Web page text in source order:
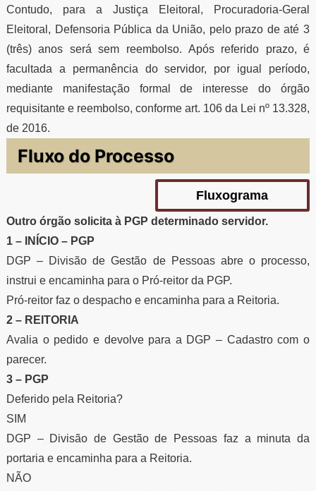
Contudo, para a Justiça Eleitoral, Procuradoria-Geral
Eleitoral, Defensoria Pública da União, pelo prazo de até 3
(três) anos será sem reembolso. Após referido prazo, é
facultada a permanência do servidor, por igual período,
mediante manifestação formal de interesse do órgão
requisitante e reembolso, conforme art. 106 da Lei nº 13.328,
de 2016.
Fluxo do Processo
Fluxograma
Outro órgão solicita à PGP determinado servidor.
1 – INÍCIO – PGP
DGP – Divisão de Gestão de Pessoas abre o processo,
instrui e encaminha para o Pró-reitor da PGP.
Pró-reitor faz o despacho e encaminha para a Reitoria.
2 – REITORIA
Avalia o pedido e devolve para a DGP – Cadastro com o
parecer.
3 – PGP
Deferido pela Reitoria?
SIM
DGP – Divisão de Gestão de Pessoas faz a minuta da
portaria e encaminha para a Reitoria.
NÃO